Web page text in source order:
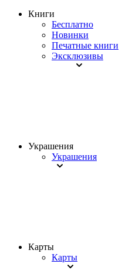
Книги
Бесплатно
Новинки
Печатные книги
Эксклюзивы
Украшения
Украшения
Карты
Карты